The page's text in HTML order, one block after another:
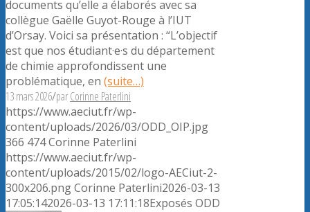
documents qu’elle a élaborés avec sa
collègue Gaëlle Guyot-Rouge à l’IUT
d’Orsay. Voici sa présentation : “L’objectif
est que nos étudiant·e·s du département
de chimie approfondissent une
problématique, en (suite…)
13 mars 2026/parCorinne Paterlini
https://www.aeciut.fr/wp-
content/uploads/2026/03/ODD_OIP.jpg
366 474Corinne Paterlini
https://www.aeciut.fr/wp-
content/uploads/2015/02/logo-AECiut-2-
300x206.pngCorinne Paterlini2026-03-13
17:05:142026-03-13 17:11:18Exposés ODD